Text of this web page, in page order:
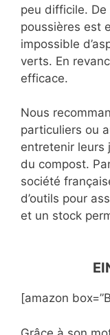
peu difficile.
poussières est
impossible
verts. En
efficace.
Nous
particuliers ou
entretenir leurs
du compost.
société
d’outils pour
et un stock
[amazon